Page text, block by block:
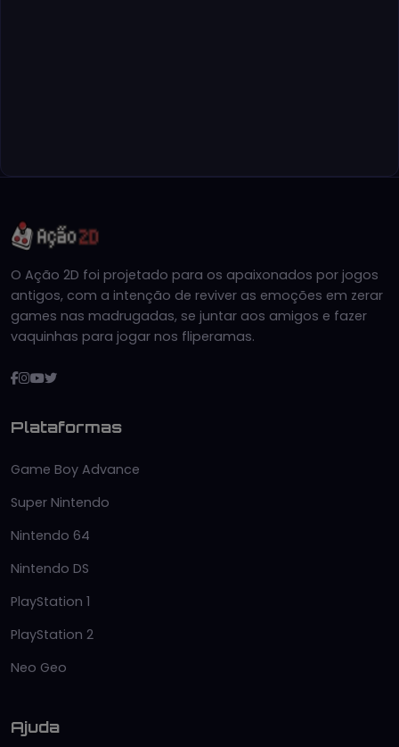
O Ação 2D foi projetado para os apaixonados por jogos
antigos, com a intenção de reviver as emoções em zerar
games nas madrugadas, se juntar aos amigos e fazer
vaquinhas para jogar nos fliperamas.
Plataformas
Game Boy Advance
Super Nintendo
Nintendo 64
Nintendo DS
PlayStation 1
PlayStation 2
Neo Geo
Ajuda